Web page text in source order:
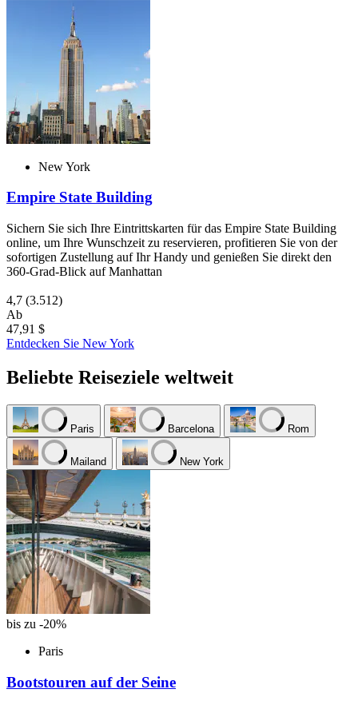
New York
Empire State Building
Sichern Sie sich Ihre Eintrittskarten für das Empire State Building
online, um Ihre Wunschzeit zu reservieren, profitieren Sie von der
sofortigen Zustellung auf Ihr Handy und genießen Sie direkt den
360-Grad-Blick auf Manhattan
4,7 (3.512)
Ab
47,91 $
Entdecken Sie New York
Beliebte Reiseziele weltweit
Paris Barcelona Rom
Mailand New York
bis zu -20%
Paris
Bootstouren auf der Seine